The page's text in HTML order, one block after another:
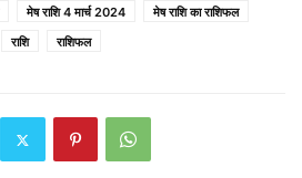
मेष राशि 4 मार्च 2024
मेष राशि का राशिफल
राशि राशिफल